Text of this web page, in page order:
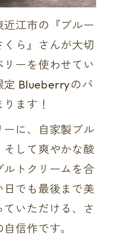
江市の『ブルー
ら』さんが大切
ーを使わせてい
定 Blueberryのパ
ます！
に、自家製ブル
して爽やかな酸
トクリームを合
でも最後まで美
いただける、さ
信作です。